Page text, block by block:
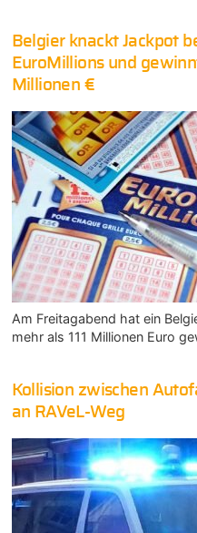
Belgier knackt Jackpot
EuroMillions und
Millionen €
Am Freitagabend hat ein
mehr als 111 Millionen Euro
Kollision zwischen
an RAVeL-Weg